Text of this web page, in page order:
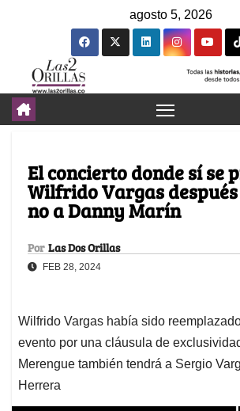
agosto 5, 2026
El concierto donde sí se
Wilfrido Vargas
no a Danny Marín
Por Las Dos Orillas
FEB 28, 2024
Wilfrido Vargas había sido
evento por una cláusula de
Merengue también tendrá a Sergio
Herrera